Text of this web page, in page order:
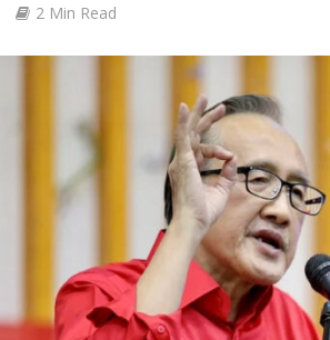
2 Min Read